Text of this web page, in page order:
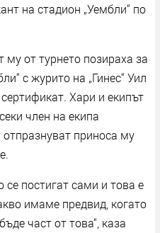
на стадион „Уембли“ по
му от турнето позираха за
с журито на „Гинес“ Уил
Хари и екипът
член на екипа
приноса му
се постигат сами и това е
имаме предвид, когато
част от това“, каза